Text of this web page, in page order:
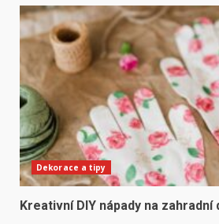
Dekorace a tipy
Kreativní DIY nápady na zahradní